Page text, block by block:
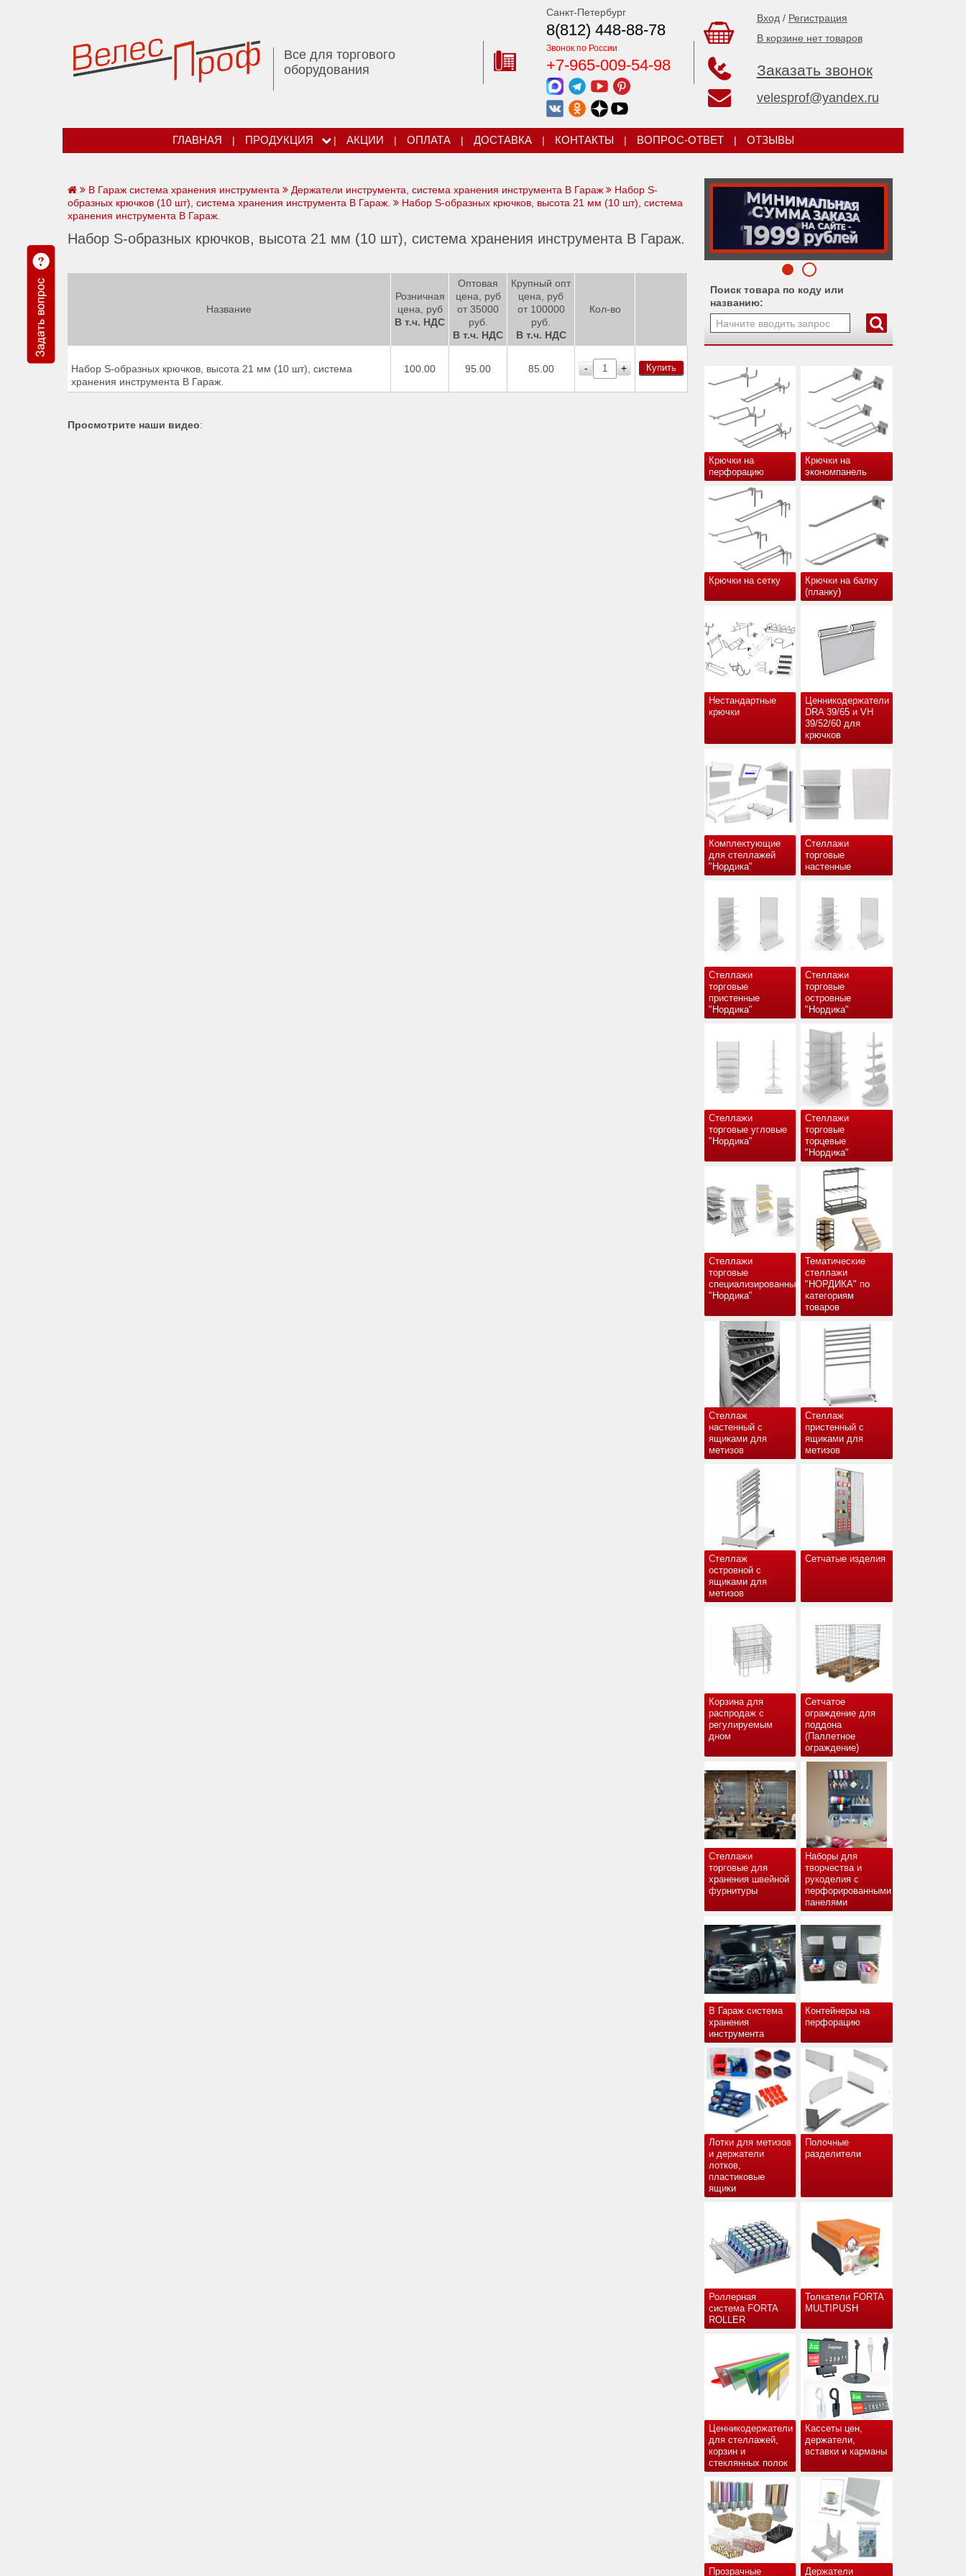
Все для торгового
оборудования
Санкт-Петербург
8(812) 448-88-78
Звонок по России
+7-965-009-54-98
Вход / Регистрация
В корзине нет товаров
Заказать звонок
velesprof@yandex.ru
ГЛАВНАЯ | ПРОДУКЦИЯ | АКЦИИ | ОПЛАТА | ДОСТАВКА | КОНТАКТЫ | ВОПРОС-ОТВЕТ | ОТЗЫВЫ
Поиск товара по коду или
названию:
Крючки на
перфорацию
Крючки на
экономпанель
Крючки на сетку
Крючки на балку
(планку)
Нестандартные
крючки
Ценникодержатели
DRA 39/65 и VH
39/52/60 для
крючков
Комплектующие
для стеллажей
"Нордика"
Стеллажи
торговые
настенные
Стеллажи
торговые
пристенные
"Нордика"
Стеллажи
торговые
островные
"Нордика"
Стеллажи
торговые угловые
"Нордика"
Стеллажи
торговые
торцевые
"Нордика"
Стеллажи
торговые
специализированные
"Нордика"
Тематические
стеллажи
"НОРДИКА" по
категориям
товаров
Стеллаж
настенный с
ящиками для
метизов
Стеллаж
пристенный с
ящиками для
метизов
Стеллаж
островной с
ящиками для
метизов
Сетчатые изделия
Корзина для
распродаж с
регулируемым
дном
Сетчатое
ограждение для
поддона
(Паллетное
ограждение)
Стеллажи
торговые для
хранения швейной
фурнитуры
Наборы для
творчества и
рукоделия с
перфорированными
панелями
В Гараж система
хранения
инструмента
Контейнеры на
перфорацию
Лотки для метизов
и держатели
лотков,
пластиковые
ящики
Полочные
разделители
Роллерная
система FORTA
ROLLER
Толкатели FORTA
MULTIPUSH
Ценникодержатели
для стеллажей,
корзин и
стеклянных полок
Кассеты цен,
держатели,
вставки и карманы
Прозрачные Держатели
В Гараж система хранения инструмента Держатели инструмента, система хранения инструмента В Гараж
Набор S-
образных крючков (10 шт), система хранения инструмента В Гараж.
Набор S-образных крючков, высота 21 мм (10 шт), система
хранения инструмента В Гараж.
Набор S-образных крючков, высота 21 мм (10 шт), система хранения инструмента В Гараж.
Название
Розничная
цена, руб
В т.ч. НДС
Оптовая
цена, руб
от 35000
руб.
В т.ч. НДС
Крупный опт
цена, руб
от 100000
руб.
В т.ч. НДС
Кол-во
Набор S-образных крючков, высота 21 мм (10 шт), система
хранения инструмента В Гараж.
100.00 95.00 85.00 - + Купить
Просмотрите наши видео: